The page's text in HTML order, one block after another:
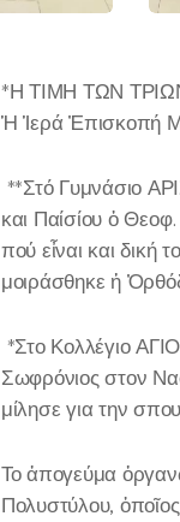
*Η ΤΙΜΗ ΤΩΝ
Ἡ Ἱερά Ἐπισκοπή
**Στό Γυμνάσιο
και Παίσίου ὁ
πού εἶναι και δική
μοιράσθηκε ἡ
*Στο Κολλέγιο
Σωφρόνιος στον
μίλησε για την
Το ἀπογεύμα
Πολυστύλου,